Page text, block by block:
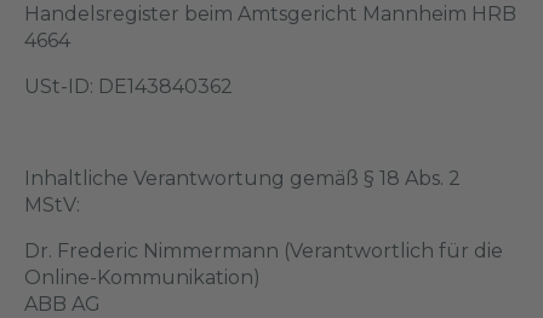
Handelsregister beim Amtsgericht Mannheim HRB
4664
USt-ID: DE143840362
Inhaltliche Verantwortung gemäß § 18 Abs. 2
MStV:
Dr. Frederic Nimmermann (Verantwortlich für die
Online-Kommunikation)
ABB AG